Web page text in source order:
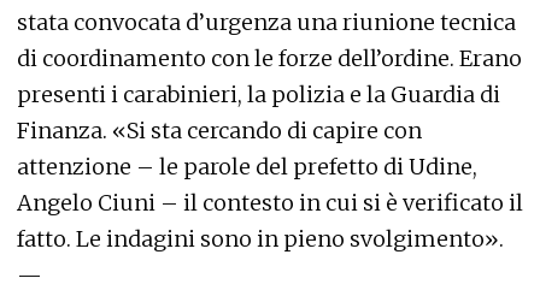
stata convocata d’urgenza una riunione tecnica
di coordinamento con le forze dell’ordine. Erano
presenti i carabinieri, la polizia e la Guardia di
Finanza. «Si sta cercando di capire con
attenzione – le parole del prefetto di Udine,
Angelo Ciuni – il contesto in cui si è verificato il
fatto. Le indagini sono in pieno svolgimento».
—